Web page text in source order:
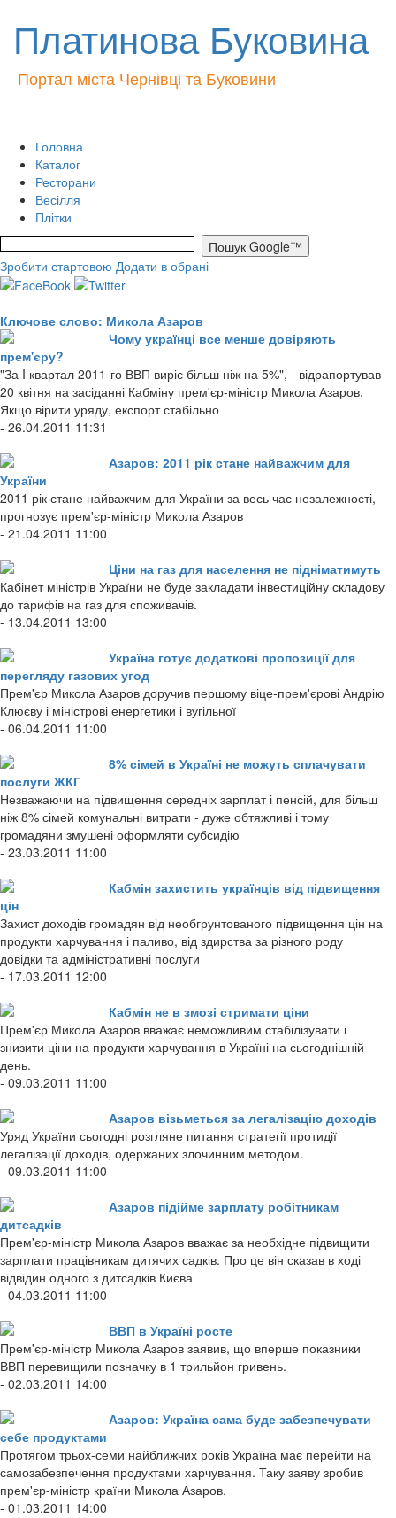
Платинова Буковина
Портал міста Чернівці та Буковини
Головна
Каталог
Ресторани
Весілля
Плітки
Зробити стартовою Додати в обрані
Ключове слово: Микола Азаров
Чому українці все менше довіряють
прем'єру?
"За I квартал 2011-го ВВП виріс більш ніж на 5%", - відрапортував
20 квітня на засіданні Кабміну прем'єр-міністр Микола Азаров.
Якщо вірити уряду, експорт стабільно
- 26.04.2011 11:31
Азаров: 2011 рік стане найважчим для
України
2011 рік стане найважчим для України за весь час незалежності,
прогнозує прем'єр-міністр Микола Азаров
- 21.04.2011 11:00
Ціни на газ для населення не підніматимуть
Кабінет міністрів України не буде закладати інвестиційну складову
до тарифів на газ для споживачів.
- 13.04.2011 13:00
Україна готує додаткові пропозиції для
перегляду газових угод
Прем'єр Микола Азаров доручив першому віце-прем'єрові Андрію
Клюєву і міністрові енергетики і вугільної
- 06.04.2011 11:00
8% сімей в Україні не можуть сплачувати
послуги ЖКГ
Незважаючи на підвищення середніх зарплат і пенсій, для більш
ніж 8% сімей комунальні витрати - дуже обтяжливі і тому
громадяни змушені оформляти субсидію
- 23.03.2011 11:00
Кабмін захистить українців від підвищення
цін
Захист доходів громадян від необгрунтованого підвищення цін на
продукти харчування і паливо, від здирства за різного роду
довідки та адміністративні послуги
- 17.03.2011 12:00
Кабмін не в змозі стримати ціни
Прем'єр Микола Азаров вважає неможливим стабілізувати і
знизити ціни на продукти харчування в Україні на сьогоднішній
день.
- 09.03.2011 11:00
Азаров візьметься за легалізацію доходів
Уряд України сьогодні розгляне питання стратегії протидії
легалізації доходів, одержаних злочинним методом.
- 09.03.2011 11:00
Азаров підійме зарплату робітникам
дитсадків
Прем'єр-міністр Микола Азаров вважає за необхідне підвищити
зарплати працівникам дитячих садків. Про це він сказав в ході
відвідин одного з дитсадків Києва
- 04.03.2011 11:00
ВВП в Україні росте
Прем'єр-міністр Микола Азаров заявив, що вперше показники
ВВП перевищили позначку в 1 трильйон гривень.
- 02.03.2011 14:00
Азаров: Україна сама буде забезпечувати
себе продуктами
Протягом трьох-семи найближчих років Україна має перейти на
самозабезпечення продуктами харчування. Таку заяву зробив
прем'єр-міністр країни Микола Азаров.
- 01.03.2011 14:00